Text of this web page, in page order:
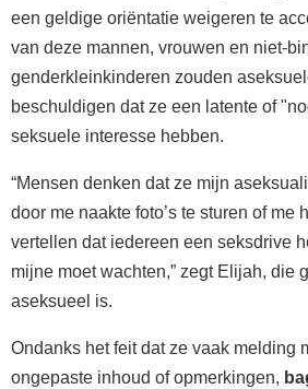
een geldige oriëntatie weigeren te
van deze mannen, vrouwen en niet-
genderkleinkinderen zouden
beschuldigen dat ze een latente of
seksuele interesse hebben.
“Mensen denken dat ze mijn
door me naakte foto’s te sturen of me
vertellen dat iedereen een seksdrive
mijne moet wachten,” zegt Elijah, die
aseksueel is.
Ondanks het feit dat ze vaak melding
ongepaste inhoud of opmerkingen,